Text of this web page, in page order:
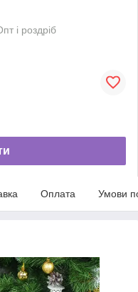
і роздріб
Оплата Умови